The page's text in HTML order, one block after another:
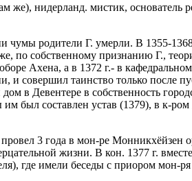
нидерланд. мистик, основатель
чумы родители Г. умерли. В 1355-
по собственному признанию Г.,
Ахена, а в 1372 г.- в
и совершил таинство только после
в Девентере в собственность
был составлен устав (1379), в к-
3 года в мон-ре Монникхёйзен
жизни. В кон. 1377 г.
где имели беседы с приором мон-